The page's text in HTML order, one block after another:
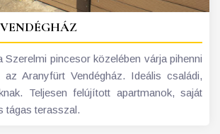
Szerelmi pincesor közelében várja pihenni
az Aranyfürt Vendégház. Ideális családi,
Teljesen felújított apartmanok, saját
tágas terasszal.